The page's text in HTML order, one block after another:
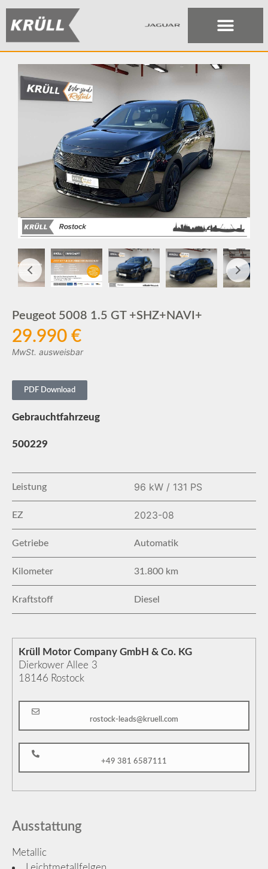
Peugeot 5008 1.5 GT +SHZ+NAVI+
29.990 €
MwSt. ausweisbar
PDF Download
Gebrauchtfahrzeug
500229
Leistung 96 kW / 131 PS
EZ 2023-08
Getriebe Automatik
Kilometer 31.800 km
Kraftstoff Diesel
Krüll Motor Company GmbH & Co. KG
Dierkower Allee 3
18146 Rostock
rostock-leads@kruell.com
+49 381 6587111
Ausstattung
Metallic